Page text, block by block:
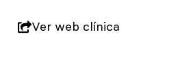
Ver web clínica